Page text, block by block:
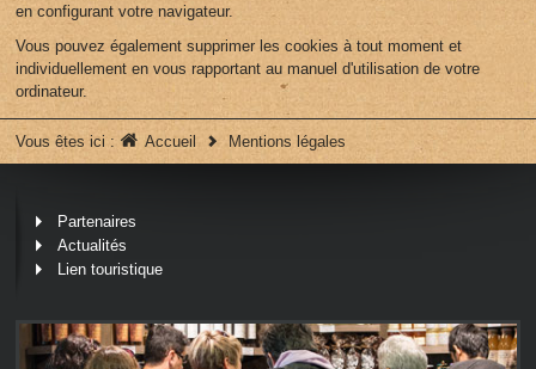
en configurant votre navigateur.
Vous pouvez également supprimer les cookies à tout moment et
individuellement en vous rapportant au manuel d'utilisation de votre
ordinateur.
Vous êtes ici : Accueil Mentions légales
Partenaires
Actualités
Lien touristique